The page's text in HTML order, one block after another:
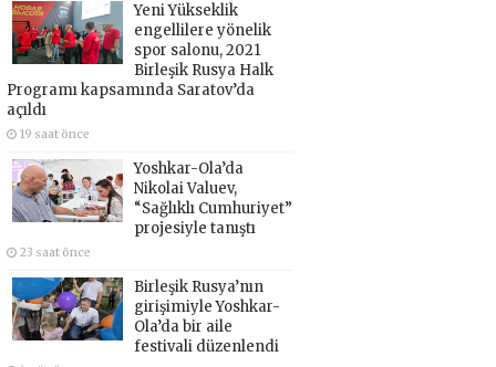
Yeni Yükseklik
engellilere yönelik
spor salonu, 2021
Birleşik Rusya Halk
Programı kapsamında Saratov’da
açıldı
19 saat önce
Yoshkar-Ola’da
Nikolai Valuev,
“Sağlıklı Cumhuriyet”
projesiyle tanıştı
23 saat önce
Birleşik Rusya’nın
girişimiyle Yoshkar-
Ola’da bir aile
festivali düzenlendi